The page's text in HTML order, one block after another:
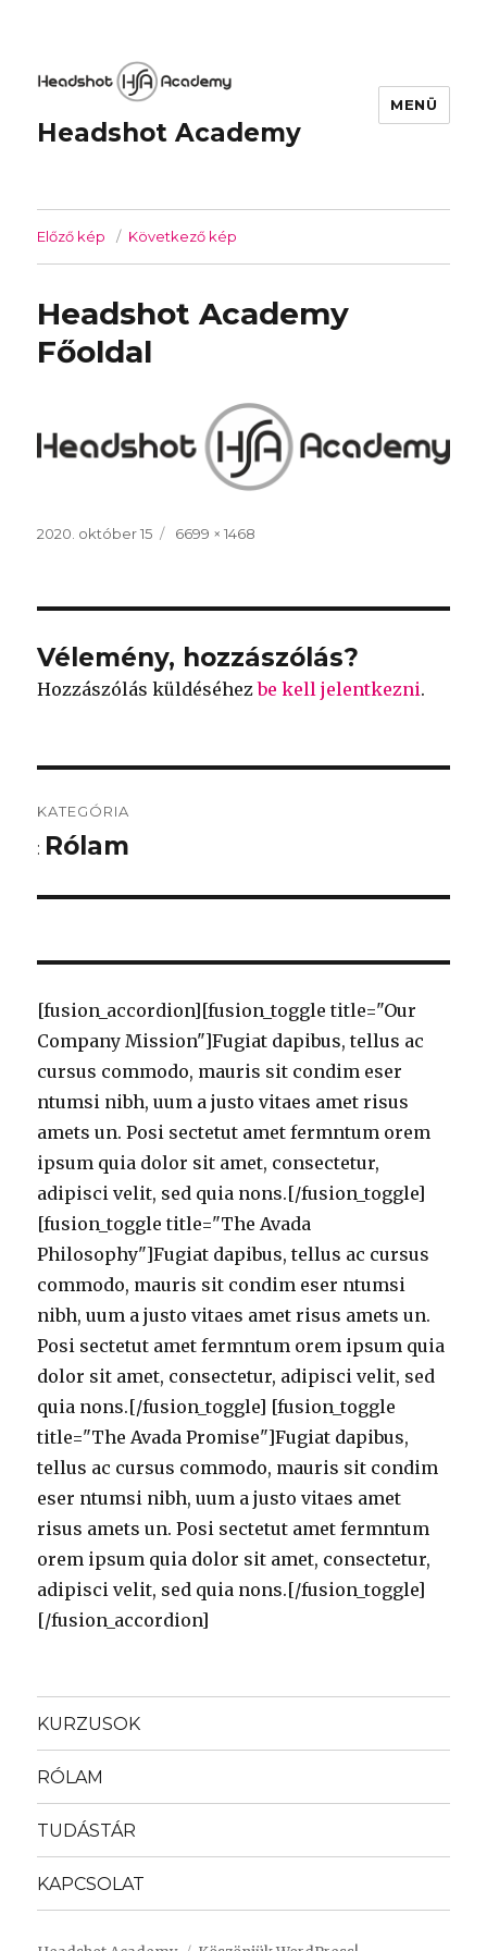
Headshot Academy
MENÜ
Előző kép Következő kép
Headshot Academy
Főoldal
Közzétéve
2020. október 15
Teljes
6699 × 1468
Vélemény, hozzászólás?
Hozzászólás küldéséhezbe kell jelentkezni.
navigáció
KATEGÓRIA
: Rólam
[fusion_accordion][fusion_toggle title="Our
Company Mission"]Fugiat dapibus, tellus ac
cursus commodo, mauris sit condim eser
ntumsi nibh, uum a justo vitaes amet risus
amets un. Posi sectetut amet fermntum orem
ipsum quia dolor sit amet, consectetur,
adipisci velit, sed quia nons.[/fusion_toggle]
[fusion_toggle title="The Avada
Philosophy"]Fugiat dapibus, tellus ac cursus
commodo, mauris sit condim eser ntumsi
nibh, uum a justo vitaes amet risus amets un.
Posi sectetut amet fermntum orem ipsum quia
dolor sit amet, consectetur, adipisci velit, sed
quia nons.[/fusion_toggle] [fusion_toggle
title="The Avada Promise"]Fugiat dapibus,
tellus ac cursus commodo, mauris sit condim
eser ntumsi nibh, uum a justo vitaes amet
risus amets un. Posi sectetut amet fermntum
orem ipsum quia dolor sit amet, consectetur,
adipisci velit, sed quia nons.[/fusion_toggle]
[/fusion_accordion]
KURZUSOK
RÓLAM
TUDÁSTÁR
KAPCSOLAT